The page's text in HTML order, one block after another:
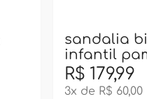
sandalia
infantil
- dourado
R$ 179,99
3x de R$ 60,00